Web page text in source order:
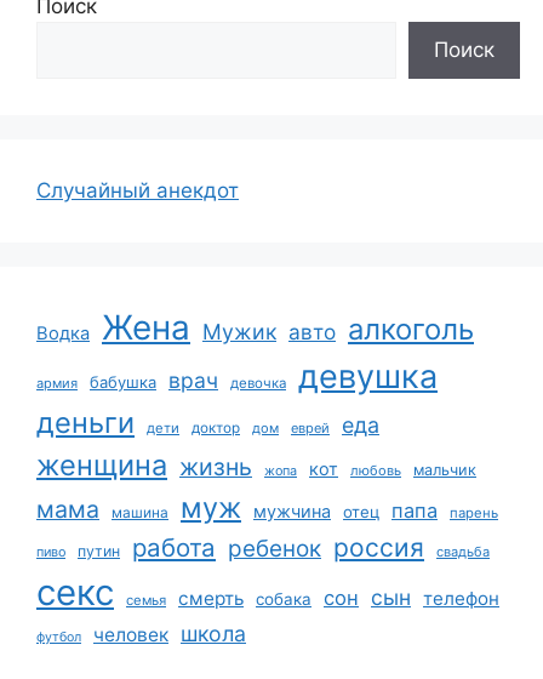
Поиск
Поиск
Случайный анекдот
Водка Жена Мужик авто алкоголь
армия бабушка врач девочка девушка
деньги дети доктор дом еврей еда
женщина жизнь жопа кот любовь мальчик
мама машина муж мужчина отец папа парень
пиво путин работа ребенок россия свадьба
секс семья смерть собака сон сын телефон
футбол человек школа